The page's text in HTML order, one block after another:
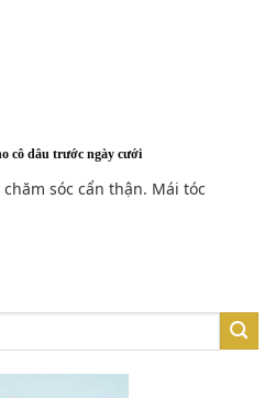
cô dâu trước ngày cưới
sóc cẩn thận. Mái tóc